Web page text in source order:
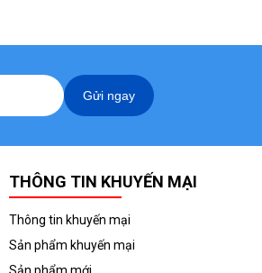
Gửi ngay
THÔNG TIN KHUYẾN MẠI
Thông tin khuyến mại
Sản phẩm khuyến mại